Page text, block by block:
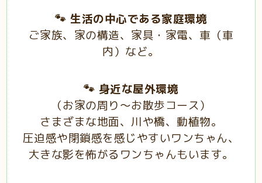
🐾 生活の中心である家庭環境
ご家族、家の構造、家具・家電、車（車
内）など。
🐾 身近な屋外環境
（お家の周り〜お散歩コース）
さまざまな地面、川や橋、動植物。
圧迫感や閉鎖感を感じやすいワンちゃん、
大きな影を怖がるワンちゃんもいます。